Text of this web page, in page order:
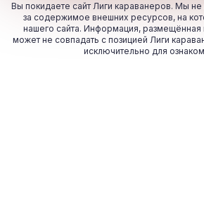
Вы покидаете сайт Лиги караванеров. Мы не
за содержимое внешних ресурсов, на
нашего сайта. Информация, размещённая
может не совпадать с позицией Лиги
исключительно для